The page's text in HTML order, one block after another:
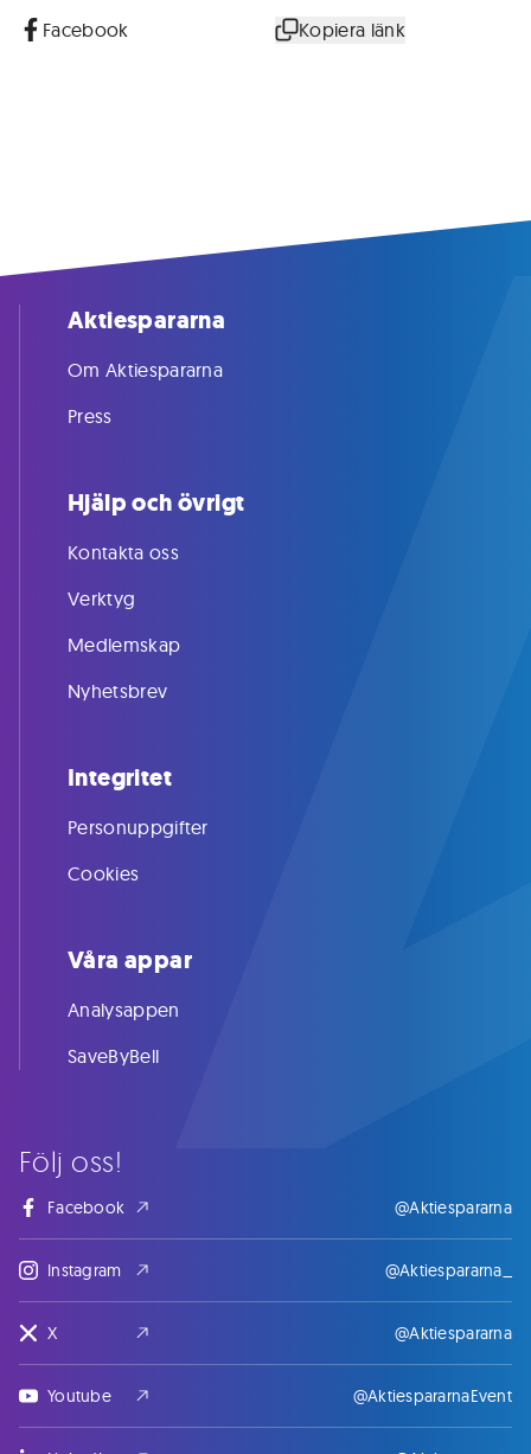
Facebook Kopiera länk
Följ oss!
Facebook @Aktiespararna
Instagram @Aktiespararna_
X @Aktiespararna
Youtube @AktiespararnaEvent
Aktiespararna
Om Aktiespararna
Press
Hjälp och övrigt
Kontakta oss
Verktyg
Medlemskap
Nyhetsbrev
Integritet
Personuppgifter
Cookies
Våra appar
Analysappen
SaveByBell